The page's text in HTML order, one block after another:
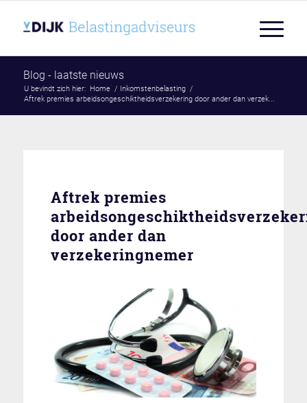
Blog - laatste nieuws
U bevindt zich hier: Home / Inkomstenbelasting /
Aftrek premies arbeidsongeschiktheidsverzekering door ander dan verzek...
Aftrek premies
door ander dan
verzekeringnemer